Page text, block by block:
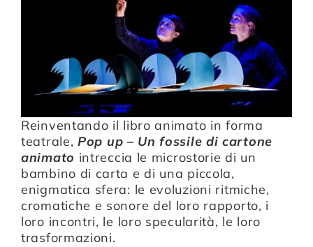
Reinventando il libro animato in forma
teatrale, Pop up – Un fossile di cartone
animato intreccia le microstorie di un
bambino di carta e di una piccola,
enigmatica sfera: le evoluzioni ritmiche,
cromatiche e sonore del loro rapporto, i
loro incontri, le loro specularità, le loro
trasformazioni.